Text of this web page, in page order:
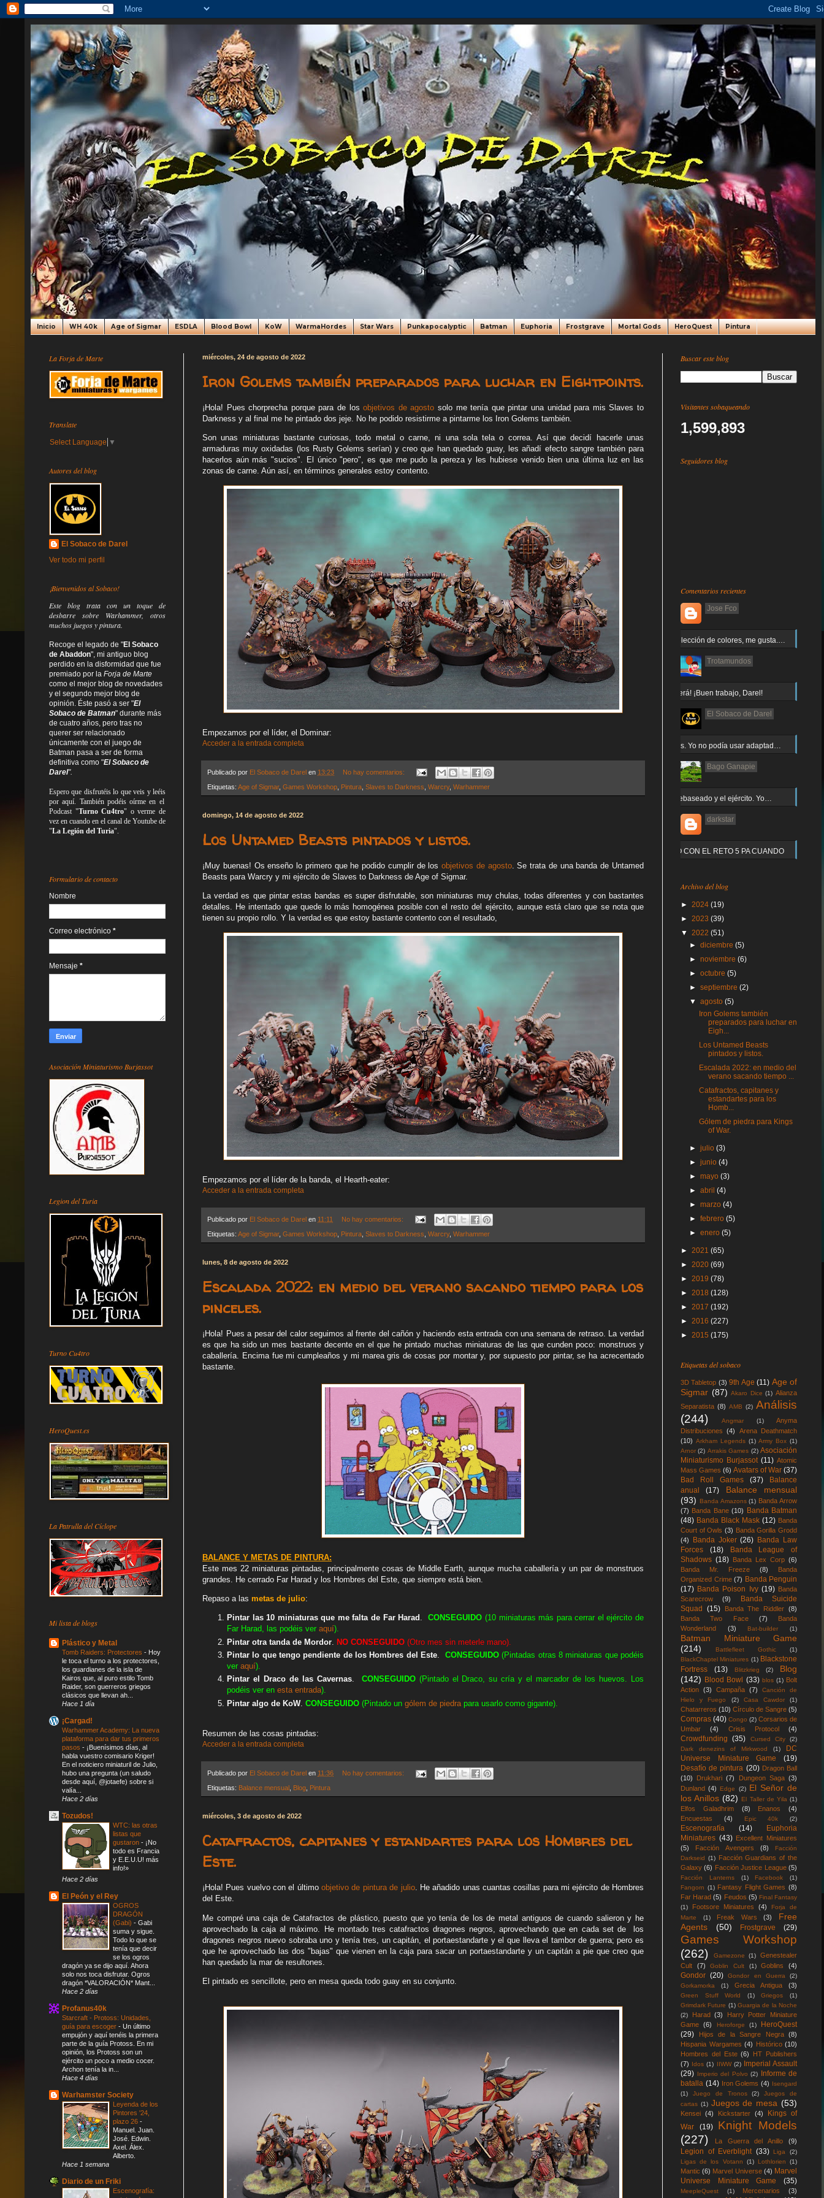
Inicio WH 40k Age of Sigmar ESDLA Blood Bowl KoW WarmaHordes Star Wars Punkapocalyptic Batman Euphoria Frostgrave Mortal Gods HeroQuest Pintura
miércoles, 24 de agosto de 2022
Iron Golems también preparados para luchar en Eightpoints.
¡Hola! Pues chorprecha porque parade losobjetivos de agosto solo me tenía que pintar una unidad para mis Slaves to
Darkness y al final me he pintado dos jeje. No he podido resistirme a pintarme los Iron Golems también.
Son unas miniaturas bastante curiosas, todo metal o carne, ni una sola tela o correa. Así que decidí hacerle unas
armaduras muy oxidadas (los Rusty Golems serían) y creo que han quedado guay, les añadí efecto sangre también para
hacerlos aún más "sucios". El único "pero", es que me pudo la pereza y les hubiese venido bien una última luz en las
zonas de carne. Aún así, en términos generales estoy contento.
Empezamos por el líder, el Dominar:
Acceder a la entrada completa
Publicado por El Sobaco de Darel en 13:23 No hay comentarios:
Etiquetas: Age of Sigmar, Games Workshop Pintura Slaves to Darkness Warcry, Warhammer
domingo, 14 de agosto de 2022
Los Untamed Beasts pintados y listos.
¡Muy buenas! Os enseño lo primero que he podido cumplir de losobjetivos de agosto. Se trata de una banda de Untamed
Beasts para Warcry y mi ejército de Slaves to Darkness de Age of Sigmar.
La verdad es que pintar estas bandas es super disfrutable, son miniaturas muy chulas, todas diferentes y con bastantes
detalles. He intentado que quede lo más homogénea posible con el resto del ejército, aunque está claro que se nota que
tienen su propio rollo. Y la verdad es que estoy bastante contento con el resultado,
Empezamos por el líder de la banda, el Hearth-eater:
Acceder a la entrada completa
Publicado por El Sobaco de Darel en 11:11 No hay comentarios:
Etiquetas: Age of Sigmar, Games Workshop Pintura Slaves to Darkness Warcry, Warhammer
lunes, 8 de agosto de 2022
Escalada 2022: en medio del verano sacando tiempo para los
pinceles.
¡Hola! Pues a pesar del calor seguimos al frente del cañón y haciendo esta entrada con una semana de retraso. La verdad
es que ha sido un mes bastante decente en el que he pintado muchas miniaturas de las que cunden poco: monstruos y
caballería. Encima fue mi cumpleaños y mi marea gris de cosas por montar y, por supuesto por pintar, se ha acrecentado
bastante.
BALANCE Y METAS DE PINTURA:
Este mes 22 miniaturas pintadas, principalmente cosas de Middle Earth, aunque mucha caballería y un par de monstruos
grandes. He cerrado Far Harad y los Hombres del Este, que siempre está bien.
Repaso a las metas de julio:
Pintar las 10 miniaturas que me falta de Far Harad .CONSEGUIDO (10 miniaturas más para cerrar el ejército de
Far Harad, las podéis ver aquí).
Pintar otra tanda de Mordor
NO CONSEGUIDO (Otro mes sin meterle mano).
Pintar lo que tengo pendiente de los Hombres del Este. CONSEGUIDO(Pintadas otras 8 miniaturas que podéis
ver aquí).
Pintar el Draco de las Cavernas. CONSEGUIDO(Pintado el Draco, su cría y el marcador de los huevos. Los
podéis ver en esta entrada).
Pintar algo de KoW. CONSEGUIDO (Pintado un gólem de piedra para usarlo como gigante).
Resumen de las cosas pintadas:
Acceder a la entrada completa
Publicado por El Sobaco de Darel en 11:36 No hay comentarios:
Etiquetas: Balance mensual Blog Pintura
miércoles, 3 de agosto de 2022
Catafractos, capitanes y estandartes para los Hombres del
Este.
¡Hola! Pues vuelvo con el último objetivo de pintura de julio. He añadido unas cuantas cosillas para mi ejército de Hombres
del Este.
Me compré una caja de Catafractos de plástico, puesto que yo tenía de los de metal antiguos de cuando salieron y he
aprovechado la caja al máximo. He montado tres catafractos dragones negros, aprovechando que en cada set de los
dragones negros nuevo sobraba uno y tenía tres, un capitán, el portaestandarte y el que lleva el tambor de guerra; pero es
que he aprovechado las dos "bajas" que vienen en la caja para sacar un portaestandarte y un capitán a pie que creo que
han quedado la mar de resultones.
El pintado es sencillote, pero en mesa queda todo guay en su conjunto.
La Forja de Marte
Translate
Select Language ▼
Autores del blog
El Sobaco de Darel
Ver todo mi perfil
¡Bienvenidos al Sobaco!
Este blog trata con un toque de
desbarre sobre Warhammer, otros
muchos juegos y pintura.
Recoge el legado de "El Sobaco
de Abaddon", mi antiguo blog
perdido en la disformidad que fue
premiado por la Forja de Marte
como el mejor blog de novedades
y el segundo mejor blog de
opinión. Éste pasó a ser "El
Sobaco de Batman" durante más
de cuatro años, pero tras no
querer ser relacionado
únicamente con el juego de
Batman pasa a ser de forma
definitiva como "El Sobaco de
Darel".
Espero que disfrutéis lo queveis yleéis
por aquí. También podéis oírme en el
Podcast "Turno Cu4tro" o verme de
vez en cuando en el canal de Youtube de
"La Legión del Turia".
Formulario de contacto
Nombre
Correo electrónico *
Mensaje *
Asociación Miniaturismo Burjassot
Legion del Turia
Turno Cu4tro
HeroQuest.es
La Patrulla del Cíclope
Mi lista de blogs
Plástico y Metal
Tomb Raiders: Protectores - Hoy
le toca el turno a los protectores,
los guardianes de la isla de
Kairos que, al puro estilo Tomb
Raider, son guerreros griegos
clásicos que llevan ah...
Hace 1 día
¡Cargad!
Warhammer Academy: La nueva
plataforma para dar tus primeros
pasos - ¡Buenísimos días, al
habla vuestro comisario Kriger!
En el noticiero miniaturil de Julio,
hubo una pregunta (un saludo
desde aquí, @jotaefe) sobre si
valía...
Hace 2 días
Tozudos!
WTC: las otras
listas que
gustaron - ¡No
todo es Francia
y E.E.U.U! más
info!»
Hace 2 días
El Peón y el Rey
OGROS
DRAGÓN
(Gabi) - Gabi
suma y sigue.
Todo lo que se
tenía que decir
se los ogros
dragón ya se dijo aquí. Ahora
solo nos toca disfrutar. Ogros
dragón *VALORACIÓN* Mant...
Hace 2 días
Profanus40k
Starcraft - Protoss: Unidades,
guía para escoger - Un último
empujón y aquí tenéis la primera
parte de la guía Protoss. En mi
opinión, los Protoss son un
ejército un poco a medio cocer.
Archon tenía la in...
Hace 4 días
Warhamster Society
Leyenda de los
Pintores '24,
plazo 26 -
Manuel. Juan.
José. Edwin.
Axel. Álex.
Alberto.
Hace 1 semana
Diario de un Friki
Escenografía:
Buscar este blog
Visitantes sobaqueando
1,599,893
Seguidores blog
Comentarios recientes
Jose Fco
Muy buena elección de colores, me gusta.…
Trotamundos
¡Arnor no caerá! ¡Buen trabajo, Darel!
El Sobaco de Darel
Jajaja gracias. Yo no podía usar adaptad…
Bago Ganapie
Increíble el rebaseado y el ejército. Yo…
darkstar
Y QUE PASO CON EL RETO 5 PA CUANDO
Archivo del blog
► 2024 (19)
► 2023 (39)
▼ 2022 (51)
►diciembre(5)
►noviembre(6)
►octubre(5)
►septiembre(2)
▼agosto(5)
Iron Golems también
preparados para luchar en
Eigh...
Los Untamed Beasts
pintados y listos.
Escalada 2022: en medio del
verano sacando tiempo ...
Catafractos, capitanes y
estandartes para los
Homb...
Gólem de piedra para Kings
of War.
►julio(3)
►junio(4)
►mayo(3)
►abril(4)
►marzo(4)
►febrero(5)
►enero(5)
► 2021 (65)
► 2020 (69)
► 2019 (78)
► 2018 (128)
► 2017 (192)
► 2016 (227)
► 2015 (175)
Etiquetas del sobaco
3D Tabletop (3) 9th Age (11) Age of
Sigmar (87) Akaro Dice (1) Alianza
Separatista (8) AMB (2) Análisis
(244)
Angmar (1)
Anyma
Distribuciones
(4)
Arena Deathmatch
(10) Arkham Legends (1) Army Box (1)
Arnor (2) Arrakis Games (2) Asociación
Miniaturismo Burjassot (11) Atomic
Mass Games (6) Avatars of War (37)
Bad Roll Games
(37)
Balance
anual
(17)
Balance mensual
(93)
Banda Amazons (1) Banda Arrow
(7) Banda Bane (10)
Banda Batman
(48) Banda Black Mask (12) Banda
Court of Owls (3) Banda Gorilla Grodd
(4)
Banda Joker (26) Banda Law
Forces
(18)
Banda League of
Shadows (18) Banda Lex Corp (6)
Banda Mr. Freeze
(8)
Banda
Organized Crime (7) Banda Penguin
(17) Banda Poison Ivy (19) Banda
Scarecrow
(9)
Banda Suicide
Squad
(15) Banda The Riddler (8)
Banda Two Face
(7)
Banda
Wonderland
(3) Bat-builder (1)
Batman Miniature Game
(214)
Battlefleet Gothic
(1)
BlackChaptel Miniatures (1) Blackstone
Fortress
(13) Blitzkrieg (2)
Blog
(142) Blood Bowl (33) blos (1) Bolt
Action (3) Campaña (7)
Canción de
Hielo y Fuego
(2) Casa Cawdor (1)
Chatarreros (10) Círculo de Sangre (5)
Compras (40) Congo (2) Corsarios de
Umbar
(4) Crisis Protocol (4)
Crowdfunding (35) Cursed City
(2)
Dark denezins of Mirkwood
(1)
DC
Universe Miniature Game
(19)
Desafío de pintura (20) Dragon Ball
(10)
Drukhari (7) Dungeon Saga (3)
Dunland (4) Edge (2) El Señor de
los Anillos (82) El Taller de Yila (1)
Elfos Galadhrim (8) Enanos
(4)
Encuestas
(4) Epic 40k (2)
Escenografía (14)
Euphoria
Miniatures (43) Excellent Miniatures
(5)
Facción Avengers (8)
Facción
Darkseid (1) Facción Guardians of the
Galaxy (6) Facción Justice League (5)
Facción Lanterns (1) Facebook
(1)
Fangorn (1) Fantasy Flight Games (8)
Far Harad (5) Feudos (5) Final Fantasy
(1)
Footsore Miniatures (4)
Forja de
Marte
(1) Freak Wars (3)
Free
Agents
(50) Frostgrave (29)
Games Workshop
(262)
Gamezone (1)
Genestealer
Cult
(7) Goblin Cult (1) Goblins (4)
Gondor (20) Gondor en Guerra
(2)
Gorkamorka
(1) Grecia Antigua (3)
Green Stuff World (1) Griegos
(1)
Grimdark Future (1) Guargia de la Noche
(2)
Harad (3)
Harry Potter Miniature
Game
(6) Heroforge (1)
HeroQuest
(29)
Hijos de la Sangre Negra
(8)
Hispania Wargames (4) Histórico (10)
Hombres del Este (6)
HT Publishers
(7) Idos (1) IIWW (2)
Imperial Assault
(29) Imperio del Polvo (2)
Informe de
batalla (14) Iron Golems (4) Isengard
(1)
Juego de Tronos (2)
Juegos de
cartas (1) Juegos de mesa (53)
Kensei (4) Kickstarter (4)
Kings of
War
(19)
Knight Models
(227)
La Guerra del Anillo (9)
Legion of Everblight (33) Liga
(2)
Ligas de los Votann
(1) Lothlorien (1)
Mantic (6) Marvel Universe (4) Marvel
Universe Miniature Game
(35)
MeepleQuest (1) Mercenarios (3)